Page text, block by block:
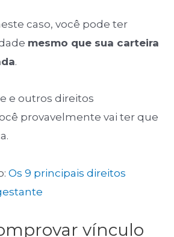
caso, você pode ter
mesmo que sua carteira
.
e outros direitos
provavelmente vai ter que
Os 9 principais direitos
vínculo